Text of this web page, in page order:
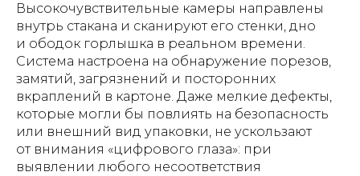
Высокочувствительные камеры направлены
внутрь стакана и сканируют его стенки, дно
и ободок горлышка в реальном времени.
Система настроена на обнаружение порезов,
замятий, загрязнений и посторонних
вкраплений в картоне. Даже мелкие дефекты,
которые могли бы повлиять на безопасность
или внешний вид упаковки, не ускользают
от внимания «цифрового глаза»: при
выявлении любого несоответствия